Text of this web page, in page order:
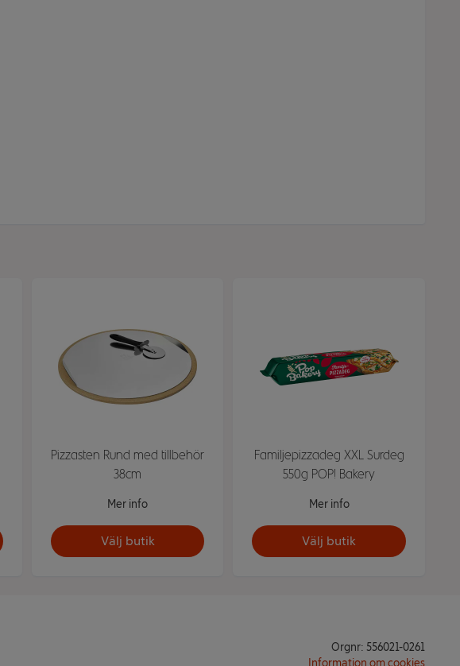
Pizzasten Rund med tillbehör
38cm
Mer info
Välj butik
Familjepizzadeg XXL Surdeg
550g POP! Bakery
Mer info
Välj butik
Orgnr: 556021-0261
Information om cookies